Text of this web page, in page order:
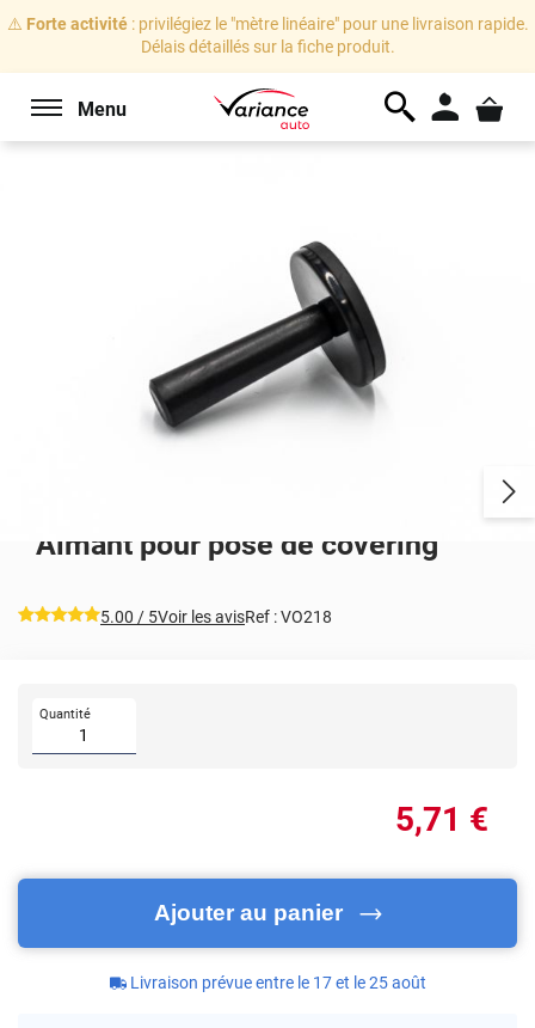
⚠️ Forte activité: privilégiez le "mètre linéaire" pour une livraison rapide.
Délais détaillés sur la fiche produit.
Menu
Aimant pour pose de covering
*****
5.00 / 5Voir les avisRef :VO218
Quantité
5,71 €
Ajouter au panier
Livraison prévue entre le 17 et le 25 août